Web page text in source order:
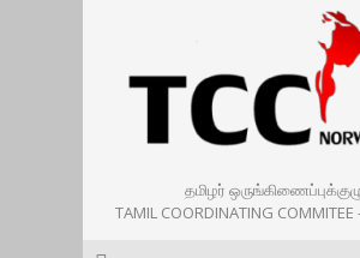
தமிழர்
TAMIL COORDINATING COMMITEE